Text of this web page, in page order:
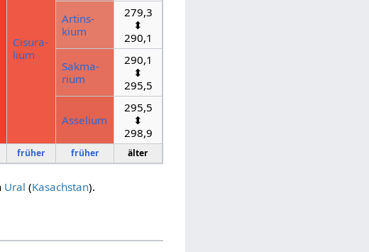
Cisura­
lium
Artins­
kium
279,3
⬍
290,1
Sakma­
rium
290,1
⬍
295,5
Asselium
295,5
⬍
298,9
früher früher älter
Ural (Kasachstan).